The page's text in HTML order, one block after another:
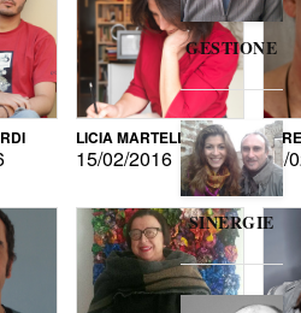
LICIA MARTELLI
15/02/2016 15/
GESTIONE
SINERGIE